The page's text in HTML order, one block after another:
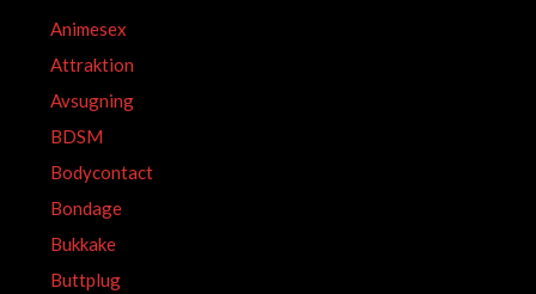
Animesex
Attraktion
Avsugning
BDSM
Bodycontact
Bondage
Bukkake
Buttplug